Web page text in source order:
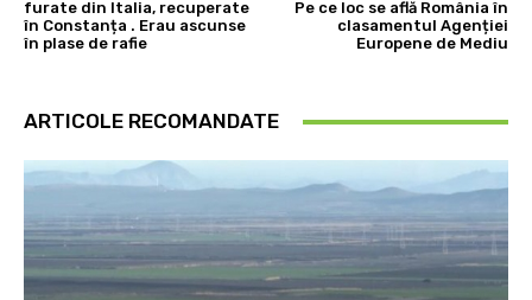
furate din Italia, recuperate
în Constanța . Erau ascunse
în plase de rafie
Pe ce loc se află România în
clasamentul Agenției
Europene de Mediu
ARTICOLE RECOMANDATE